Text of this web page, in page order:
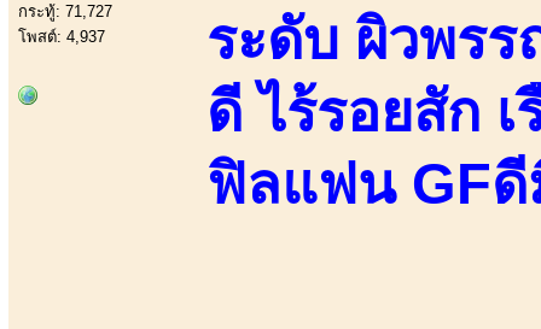
กระทู้: 71,727
โพสต์: 4,937
ระดับ ผิวพรร
ดี ไร้รอยสัก
ฟิลแฟน GFดี